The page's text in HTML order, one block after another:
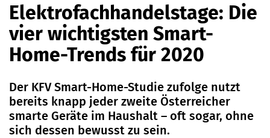
Elektrofachhandelstage: Die
vier wichtigsten Smart-
Home-Trends für 2020
Der KFV Smart-Home-Studie zufolge nutzt
bereits knapp jeder zweite Österreicher
smarte Geräte im Haushalt – oft sogar, ohne
sich dessen bewusst zu sein.